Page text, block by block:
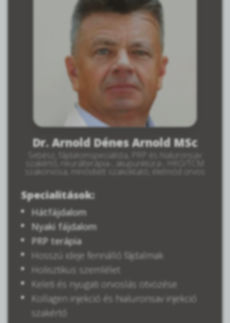
Dr. Arnold Dénes Arnold MSc
Sebész, fájdalomspecialista, PRP és hialuronsav
szakértő, neurálterápia-, akupunktúra-, HKO/TCM
szakorvosa, minősített szakoktató, életmód orvos
Specialitások:
Hátfájdalom
Nyaki fájdalom
PRP terápia
Hosszú ideje fennálló fájdalmak
Holisztikus szemlélet
Keleti és nyugati orvoslás ötvözése
Kollagen injekció és hialuronsav injekció
szakértő